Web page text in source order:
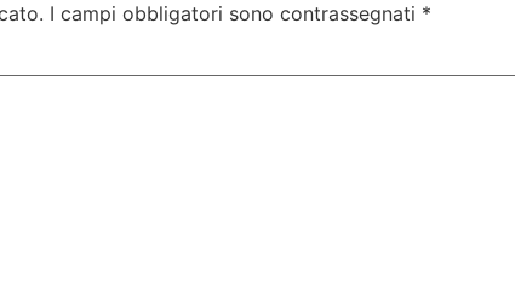
I campi obbligatori sono contrassegnati *